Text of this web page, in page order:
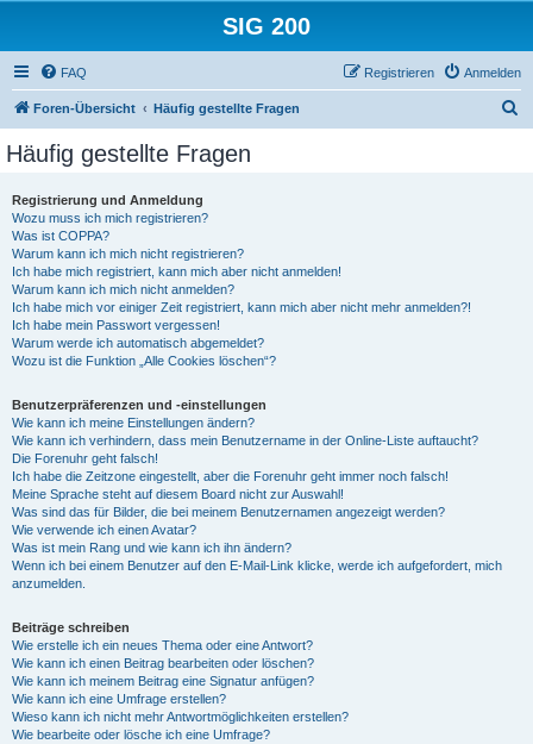
SIG 200
FAQ Anmelden
Registrieren
Foren-Übersicht Häufig gestellte Fragen
Häufig gestellte Fragen
Registrierung und Anmeldung
Wozu muss ich mich registrieren?
Was ist COPPA?
Warum kann ich mich nicht registrieren?
Ich habe mich registriert, kann mich aber nicht anmelden!
Warum kann ich mich nicht anmelden?
Ich habe mich vor einiger Zeit registriert, kann mich aber nicht mehr anmelden?!
Ich habe mein Passwort vergessen!
Warum werde ich automatisch abgemeldet?
Wozu ist die Funktion „Alle Cookies löschen“?
Benutzerpräferenzen und -einstellungen
Wie kann ich meine Einstellungen ändern?
Wie kann ich verhindern, dass mein Benutzername in der Online-Liste auftaucht?
Die Forenuhr geht falsch!
Ich habe die Zeitzone eingestellt, aber die Forenuhr geht immer noch falsch!
Meine Sprache steht auf diesem Board nicht zur Auswahl!
Was sind das für Bilder, die bei meinem Benutzernamen angezeigt werden?
Wie verwende ich einen Avatar?
Was ist mein Rang und wie kann ich ihn ändern?
Wenn ich bei einem Benutzer auf den E-Mail-Link klicke, werde ich aufgefordert, mich
anzumelden.
Beiträge schreiben
Wie erstelle ich ein neues Thema oder eine Antwort?
Wie kann ich einen Beitrag bearbeiten oder löschen?
Wie kann ich meinem Beitrag eine Signatur anfügen?
Wie kann ich eine Umfrage erstellen?
Wieso kann ich nicht mehr Antwortmöglichkeiten erstellen?
Wie bearbeite oder lösche ich eine Umfrage?